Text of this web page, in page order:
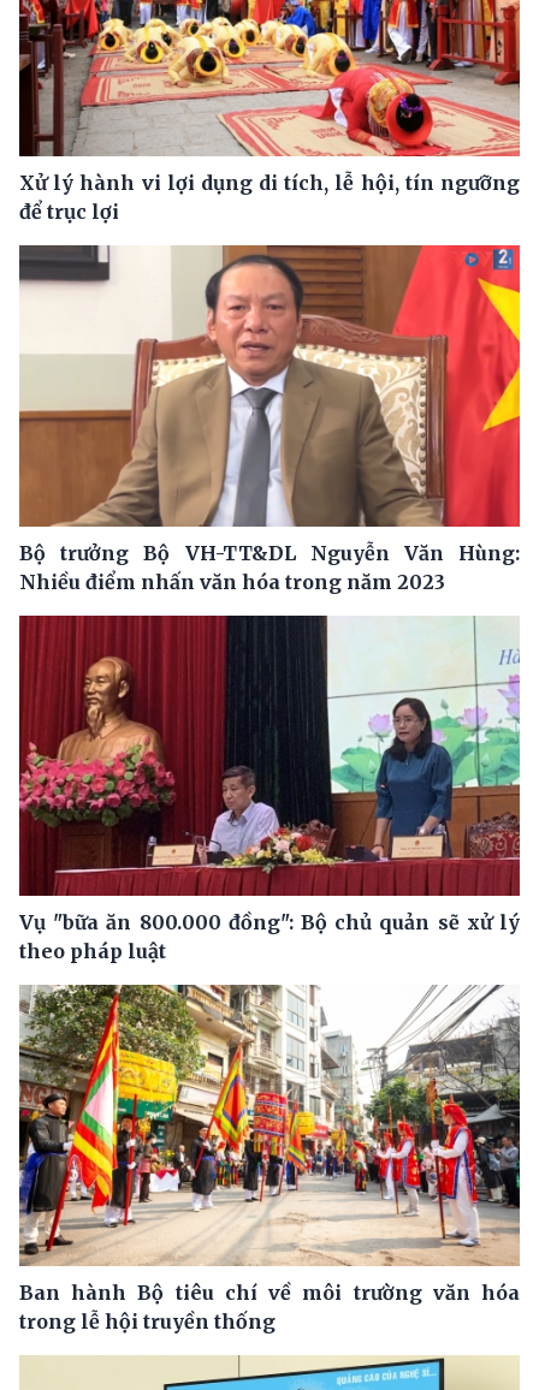
Xử lý hành vi lợi dụng di tích, lễ hội, tín ngưỡng
để trục lợi
Bộ trưởng Bộ VH-TT&DL Nguyễn Văn Hùng:
Nhiều điểm nhấn văn hóa trong năm 2023
Vụ "bữa ăn 800.000 đồng": Bộ chủ quản sẽ xử lý
theo pháp luật
Ban hành Bộ tiêu chí về môi trường văn hóa
trong lễ hội truyền thống